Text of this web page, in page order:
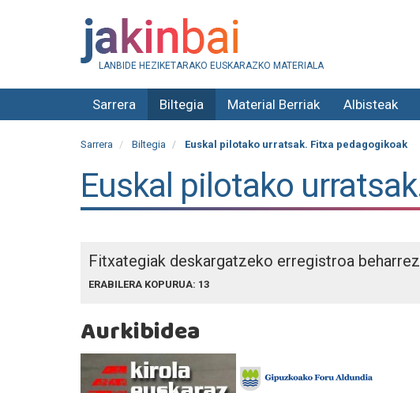
LANBIDE HEZIKETARAKO EUSKARAZKO MATERIALA
Sarrera Biltegia Material Berriak Albisteak
Sarrera Biltegia Euskal pilotako urratsak. Fitxa pedagogikoak
Euskal pilotako
Fitxategiak deskargatzeko erregistroa
ERABILERA KOPURUA: 13
Aurkibidea